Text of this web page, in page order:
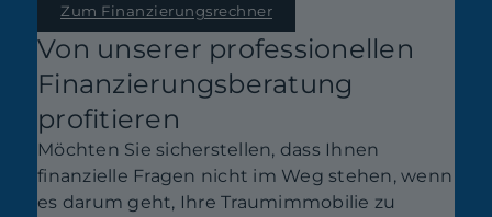
Zum Finanzierungsrechner
Von unserer professionellen
Finanzierungsberatung
profitieren
Möchten Sie sicherstellen, dass Ihnen
finanzielle Fragen nicht im Weg stehen, wenn
es darum geht, Ihre Traumimmobilie zu